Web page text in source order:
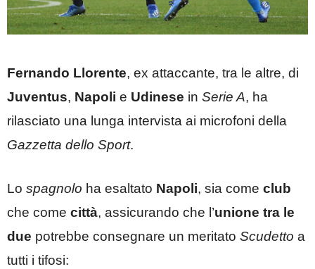
Fernando Llorente, ex attaccante, tra le altre, di
Juventus, Napoli e Udinese in Serie A, ha
rilasciato una lunga intervista ai microfoni della
Gazzetta dello Sport.
Lo spagnolo ha esaltato Napoli, sia come club
che come città, assicurando che l’unione tra le
due potrebbe consegnare un meritato Scudetto a
tutti i tifosi: